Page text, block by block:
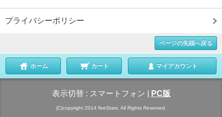
プライバシーポリシー
ページの先頭へ戻る
ホーム カート マイアカウント
表示切替 : スマートフォン PC版
(C)copyright 2014 fiveStars. All Rights Reserved.